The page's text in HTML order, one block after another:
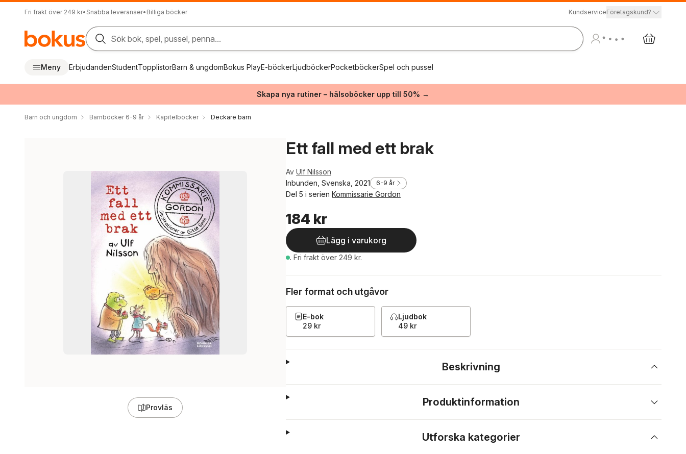
Fri frakt över 249 kr• Snabba leveranser• Billiga böcker KundserviceFöretagskund?
Sök bok, spel, pussel, penna...
Meny ErbjudandenStudentTopplistorBarn & ungdomBokus PlayE-böckerLjudböckerPocketböckerSpel och pussel
Skapa nya rutiner – hälsoböcker upp till 50% →
Barn och ungdom Barnböcker 6-9 år Kapitelböcker Deckare barn
Provläs
Ett fall med ett brak
Av Ulf Nilsson
Inbunden, Svenska, 2021
6-9 år
Del 5 i serien Kommissarie Gordon
184 kr
Lägg i varukorg
. Fri frakt över 249 kr.
Fler format och utgåvor
E-bok
29 kr
Ljudbok
49 kr
Beskrivning
Produktinformation
Utforska kategorier